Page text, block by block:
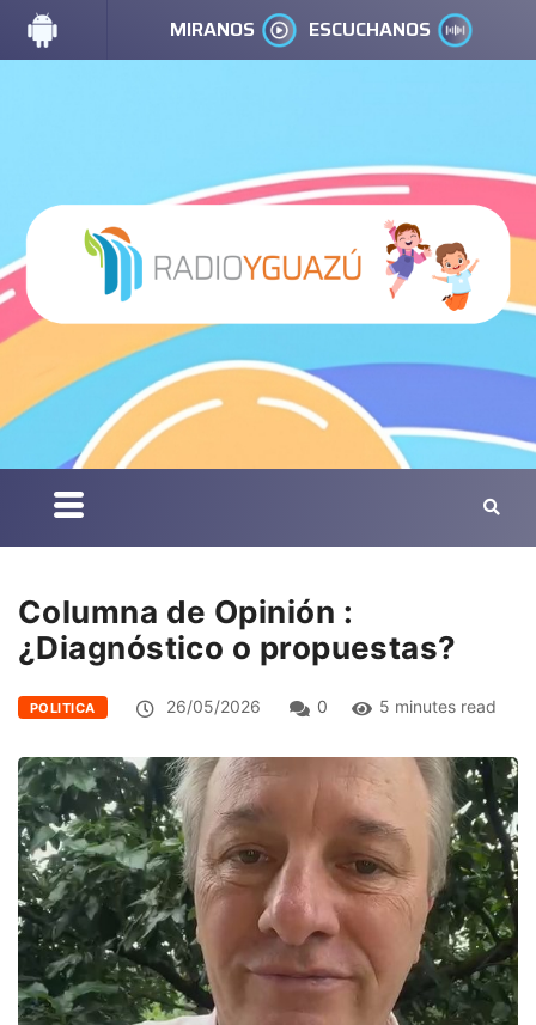
MIRANOS ESCUCHANOS
Columna de Opinión :
¿Diagnóstico o propuestas?
POLITICA 26/05/2026 0 5 minutes read